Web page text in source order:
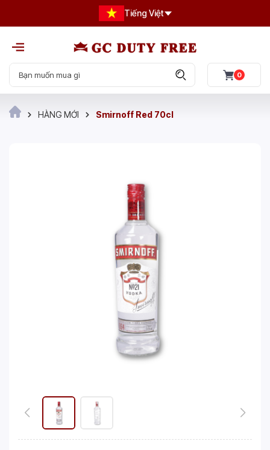
Tiếng Việt
0
HÀNG MỚI Smirnoff Red 70cl